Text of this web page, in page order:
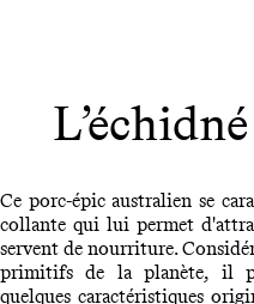
Ce porc-épic australien se
collante qui lui permet
servent de nourriture.
primitifs de la planète, il
quelques caractéristiques